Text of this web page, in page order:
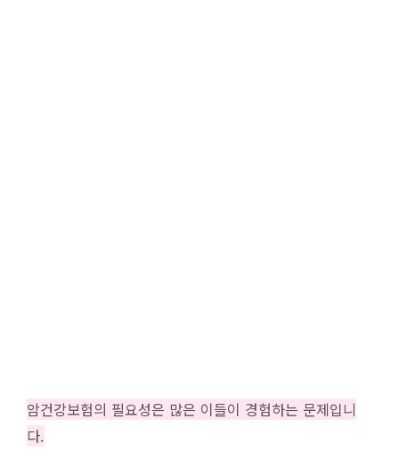
암건강보험의 필요성은 많은 이들이 경험하는 문제입니
다.